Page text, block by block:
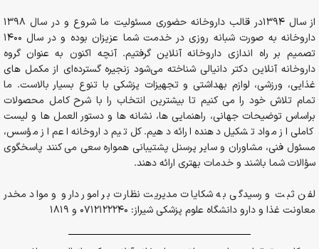
از سال 1394در قالب داروخانه حضوری مسئولیت ما شروع و در سال 1398
داروخانه به صورت شبانه روزی در خدمت شما عزیزان بوده و در سال 1400
تصمیم بر راه اندازی داروخانه آنلاین گرفتیم. آنچه اکنون به عنوان گروه
داروخانه آنلاین دکتر دانیالی شناخته می‌شود زنجیره گسترده‌ای از مکمل های
غذایی، ورزشی، لوازم بهداشتی و تجهیزات پزشکی با تنوع بسیار بالاست. ما
تمام تلاش خود را می کنیم تا بیشترین انتخاب را با شرح کامل محصولات
براساس توضیحات جهانی، راهنمایی ها، نشانه ها و دستور العمل ها و لیست
کاملی از مواد تشکیل دهنده ارائه دهیم. کل تیم داروخانه اعم از مؤسس،
مسئول فنی، مشاوران و سایر پرسنل پشتیبانی همواره سعی می کنند پاسخگوی
سؤالات شما باشند و خدمات بهتری ارائه دهند.
لفن ثبت و رسیدگی به شکایات مدیریت نظارت بر امور دارو و مواد مخدر
معاونت غذا و دارو دانشگاه علوم پزشکی شیراز: 0712122240 و 1819